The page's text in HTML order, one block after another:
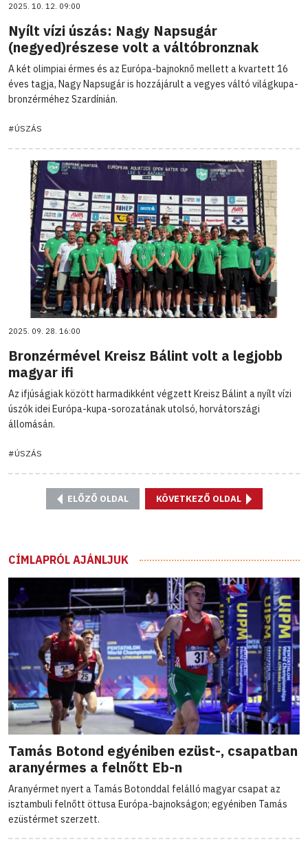
2025. 10. 12. 09:00
Nyílt vízi úszás: Nagy Napsugár
(negyed)részese volt a váltóbronznak
A két olimpiai érmes és az Európa-bajnoknő mellett a kvartett 16
éves tagja, Nagy Napsugár is hozzájárult a vegyes váltó világkupa-
bronzérméhez Szardínián.
#ÚSZÁS
2025. 09. 28. 16:00
Bronzérmével Kreisz Bálint volt a legjobb
magyar ifi
Az ifjúságiak között harmadikként végzett Kreisz Bálint a nyílt vízi
úszók idei Európa-kupa-sorozatának utolsó, horvátországi
állomásán.
#ÚSZÁS
ELŐZŐ OLDAL KÖVETKEZŐ OLDAL
CÍMLAPRÓL AJÁNLJUK
Tamás Botond egyéniben ezüst-, csapatban
aranyérmes a felnőtt Eb-n
Aranyérmet nyert a Tamás Botonddal felálló magyar csapat az
isztambuli felnőtt öttusa Európa-bajnokságon; egyéniben Tamás
ezüstérmet szerzett.